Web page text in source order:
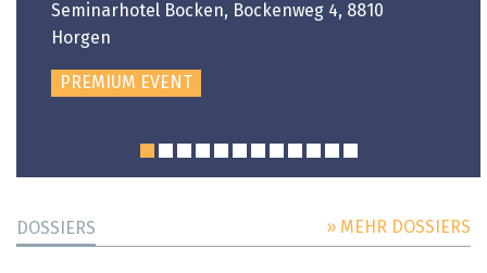
Seminarhotel Bocken, Bockenweg 4, 8810
Horgen
PREMIUM EVENT
DOSSIERS » MEHR DOSSIERS